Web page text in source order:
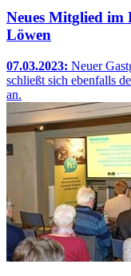
Neues Mitglied
Löwen
07.03.2023: Neuer
schließt sich ebenfalls
an.